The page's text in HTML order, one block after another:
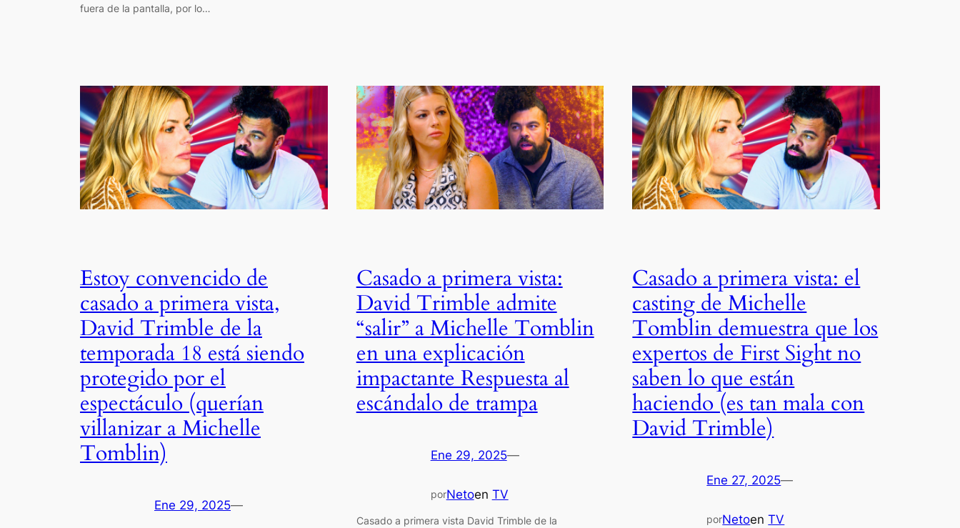
fuera de la pantalla, por lo…
Estoy convencido de
casado a primera vista,
David Trimble de la
temporada 18 está siendo
protegido por el
espectáculo (querían
villanizar a Michelle
Tomblin)
Ene 29, 2025—
Casado a primera vista:
David Trimble admite
“salir” a Michelle Tomblin
en una explicación
impactante Respuesta al
escándalo de trampa
Ene 29, 2025—
porNetoen TV
Casado a primera vista David Trimble de la
Casado a primera vista: el
casting de Michelle
Tomblin demuestra que los
expertos de First Sight no
saben lo que están
haciendo (es tan mala con
David Trimble)
Ene 27, 2025—
porNetoenTV